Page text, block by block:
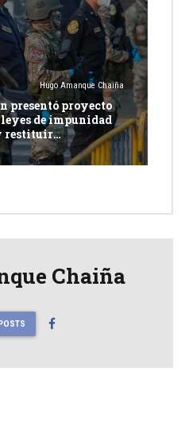
Hugo Amanque Chaiña
presentó proyecto
de impunidad
restituir
ordinaria
Chaiña